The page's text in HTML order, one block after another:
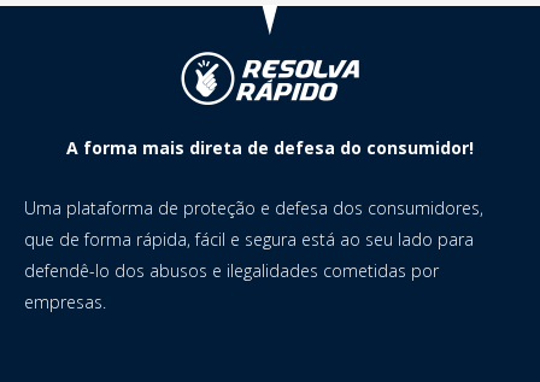
A forma mais direta de defesa do consumidor!
Uma plataforma de proteção e defesa dos consumidores,
que de forma rápida, fácil e segura está ao seu lado para
defendê-lo dos abusos e ilegalidades cometidas por
empresas.